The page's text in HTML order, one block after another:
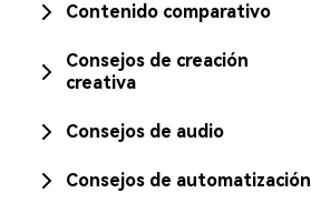
Contenido comparativo
Consejos de creación
creativa
Consejos de audio
Consejos de automatización